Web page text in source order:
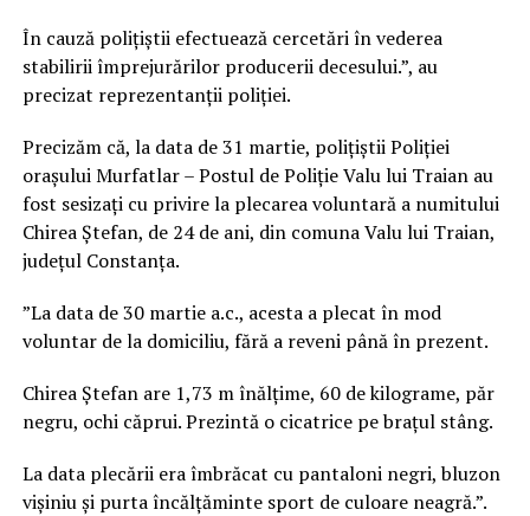
În cauză polițiștii efectuează cercetări în vederea
stabilirii împrejurărilor producerii decesului.”, au
precizat reprezentanții poliției.
Precizăm că, la data de 31 martie, polițiștii Poliției
orașului Murfatlar – Postul de Poliție Valu lui Traian au
fost sesizați cu privire la plecarea voluntară a numitului
Chirea Ștefan, de 24 de ani, din comuna Valu lui Traian,
județul Constanța.
”La data de 30 martie a.c., acesta a plecat în mod
voluntar de la domiciliu, fără a reveni până în prezent.
Chirea Ștefan are 1,73 m înălțime, 60 de kilograme, păr
negru, ochi căprui. Prezintă o cicatrice pe brațul stâng.
La data plecării era îmbrăcat cu pantaloni negri, bluzon
vișiniu și purta încălțăminte sport de culoare neagră.”.